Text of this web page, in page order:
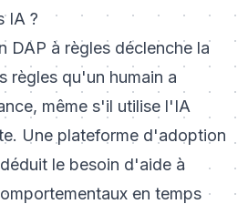
IA ?
DAP à règles déclenche la
règles qu'un humain a
même s'il utilise l'IA
Une plateforme d'adoption
le besoin d'aide à
en temps